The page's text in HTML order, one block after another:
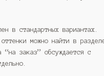
в стандартных вариантах.
оттенки можно найти в
“на заказ” обсуждается с